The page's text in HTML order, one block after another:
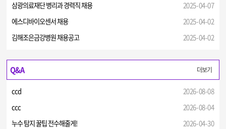
삼광의료재단 병리과 경력직 채용
2025-04-07
에스디바이오센서 채용
2025-04-02
김해조은금강병원 채용공고
2025-04-02
Q&A
ccd
2026-08-08
ccc
2026-08-04
누수 탐지 꿀팁 전수해줄게!
2026-04-30
더보기